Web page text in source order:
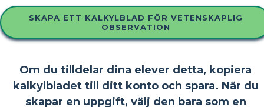
SKAPA ETT KALKYLBLAD FÖR VETENSKAPLIG
OBSERVATION
Om du tilldelar dina elever detta, kopiera
kalkylbladet till ditt konto och spara. När du
skapar en uppgift, välj den bara som en